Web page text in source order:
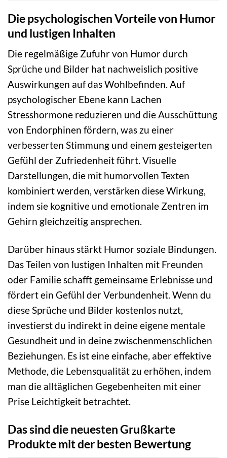
Die psychologischen Vorteile von Humor
und lustigen Inhalten
Die regelmäßige Zufuhr von Humor durch
Sprüche und Bilder hat nachweislich positive
Auswirkungen auf das Wohlbefinden. Auf
psychologischer Ebene kann Lachen
Stresshormone reduzieren und die Ausschüttung
von Endorphinen fördern, was zu einer
verbesserten Stimmung und einem gesteigerten
Gefühl der Zufriedenheit führt. Visuelle
Darstellungen, die mit humorvollen Texten
kombiniert werden, verstärken diese Wirkung,
indem sie kognitive und emotionale Zentren im
Gehirn gleichzeitig ansprechen.
Darüber hinaus stärkt Humor soziale Bindungen.
Das Teilen von lustigen Inhalten mit Freunden
oder Familie schafft gemeinsame Erlebnisse und
fördert ein Gefühl der Verbundenheit. Wenn du
diese Sprüche und Bilder kostenlos nutzt,
investierst du indirekt in deine eigene mentale
Gesundheit und in deine zwischenmenschlichen
Beziehungen. Es ist eine einfache, aber effektive
Methode, die Lebensqualität zu erhöhen, indem
man die alltäglichen Gegebenheiten mit einer
Prise Leichtigkeit betrachtet.
Das sind die neuesten Grußkarte
Produkte mit der besten Bewertung